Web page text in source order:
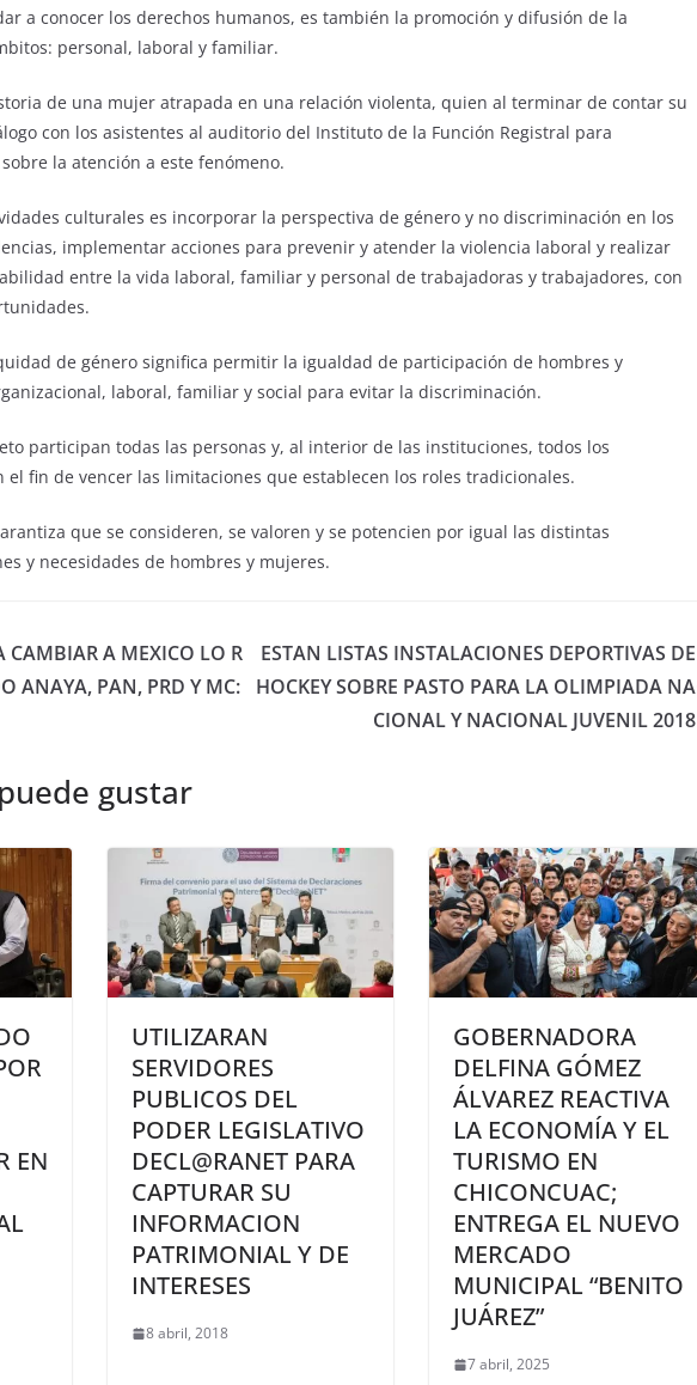
a conocer los derechos humanos, es también la promoción y difusión de la
personal, laboral y familiar.
de una mujer atrapada en una relación violenta, quien al terminar de contar su
con los asistentes al auditorio del Instituto de la Función Registral para
la atención a este fenómeno.
culturales es incorporar la perspectiva de género y no discriminación en los
implementar acciones para prevenir y atender la violencia laboral y realizar
entre la vida laboral, familiar y personal de trabajadoras y trabajadores, con
de género significa permitir la igualdad de participación de hombres y
laboral, familiar y social para evitar la discriminación.
participan todas las personas y, al interior de las instituciones, todos los
el fin de vencer las limitaciones que establecen los roles tradicionales.
que se consideren, se valoren y se potencien por igual las distintas
y necesidades de hombres y mujeres.
CAMBIAR A MEXICO LO R
ANAYA, PAN, PRD Y MC:
ESTAN LISTAS INSTALACIONES DEPORTIVAS DE
HOCKEY SOBRE PASTO PARA LA OLIMPIADA NA
CIONAL Y NACIONAL JUVENIL 2018
gustar
EN
UTILIZARAN
SERVIDORES
PUBLICOS DEL
PODER LEGISLATIVO
DECL@RANET PARA
CAPTURAR SU
INFORMACION
PATRIMONIAL Y DE
INTERESES
8 abril, 2018
GOBERNADORA
DELFINA GÓMEZ
ÁLVAREZ REACTIVA
LA ECONOMÍA Y EL
TURISMO EN
CHICONCUAC;
ENTREGA EL NUEVO
MERCADO
MUNICIPAL “BENITO
JUÁREZ”
7 abril, 2025